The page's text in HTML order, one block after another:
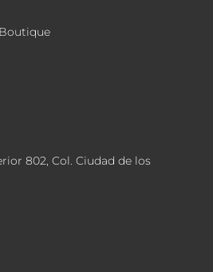
802, Col. Ciudad de los